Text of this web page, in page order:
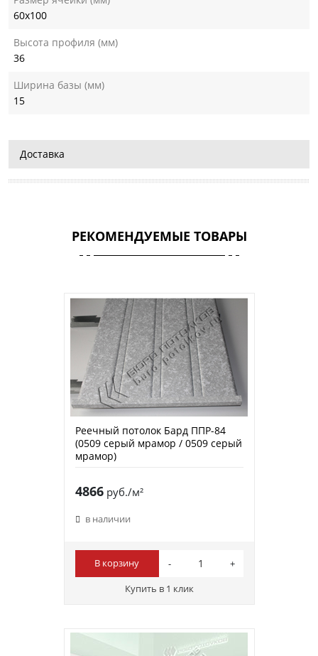
60х100
Высота профиля (мм)
36
Ширина базы (мм)
15
Доставка
РЕКОМЕНДУЕМЫЕ ТОВАРЫ
Реечный потолок Бард ППР-84
(0509 серый мрамор / 0509 серый
мрамор)
4866руб./м²
в наличии
В корзину
Купить в 1 клик